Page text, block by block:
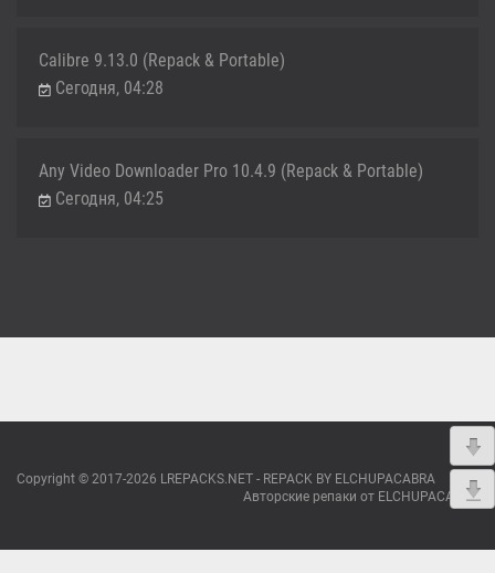
Calibre 9.13.0 (Repack & Portable)
Сегодня, 04:28
Any Video Downloader Pro 10.4.9 (Repack & Portable)
Сегодня, 04:25
Copyright © 2017-2026 LREPACKS.NET - REPACK BY ELCHUPACABRA
Авторские репаки от ELCHUPACABRA